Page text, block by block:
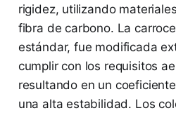
rigidez, utilizando
fibra de carbono. La
estándar, fue modificada
cumplir con los requisitos
resultando en un
una alta estabilidad. Los